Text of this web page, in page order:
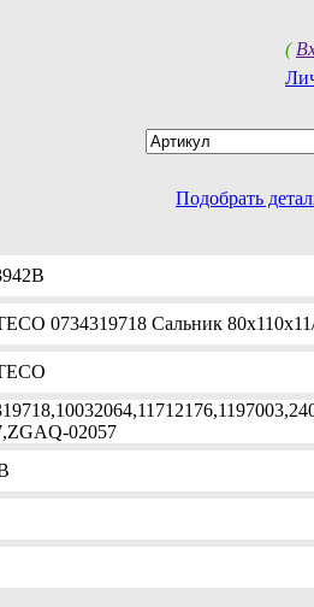
(
Подобрать
0734319718 Сальник
02057